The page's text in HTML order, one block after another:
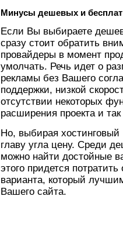
Минусы дешевых и
Если Вы выбираете
сразу стоит обратить
провайдеры в момент
умолчать. Речь идет о
рекламы без Вашего
поддержки, низкой
отсутствии некоторых
расширения проекта и
Но, выбирая хостинговый
главу угла цену. Среди
можно найти достойные
этого придется
варианта, который
Вашего сайта.